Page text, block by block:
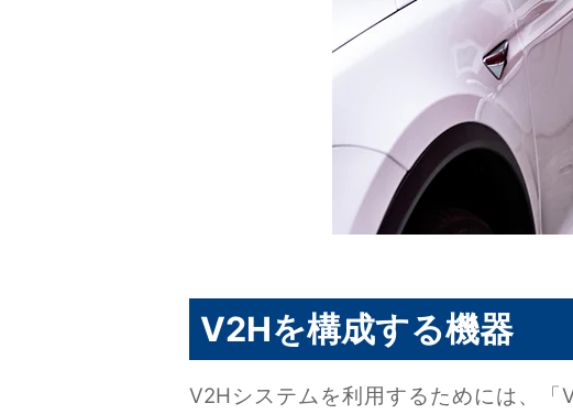
V2Hを構成する機器
V2Hシステムを利用するためには、